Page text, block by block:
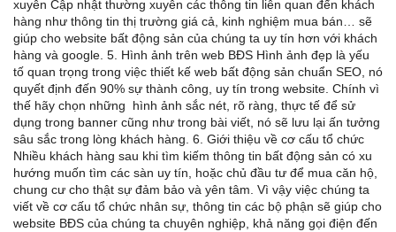
xuyên Cập nhật thường xuyên các thông tin liên quan đến khách
hàng như thông tin thị trường giá cả, kinh nghiệm mua bán… sẽ
giúp cho website bất động sản của chúng ta uy tín hơn với khách
hàng và google. 5. Hình ảnh trên web BĐS Hình ảnh đẹp là yếu
tố quan trọng trong việc thiết kế web bất động sản chuẩn SEO, nó
quyết định đến 90% sự thành công, uy tín trong website. Chính vì
thế hãy chọn những hình ảnh sắc nét, rõ ràng, thực tế để sử
dụng trong banner cũng như trong bài viết, nó sẽ lưu lại ấn tưởng
sâu sắc trong lòng khách hàng. 6. Giới thiệu về cơ cấu tổ chức
Nhiều khách hàng sau khi tìm kiếm thông tin bất động sản có xu
hướng muốn tìm các sàn uy tín, hoặc chủ đầu tư để mua căn hộ,
chung cư cho thật sự đảm bảo và yên tâm. Vì vậy việc chúng ta
viết về cơ cấu tổ chức nhân sự, thông tin các bộ phận sẽ giúp cho
website BĐS của chúng ta chuyên nghiệp, khả năng gọi điện đến